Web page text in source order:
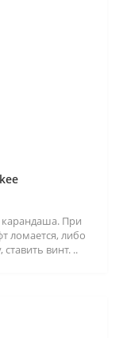
карандаша. При
ломается, либо
винт. ..